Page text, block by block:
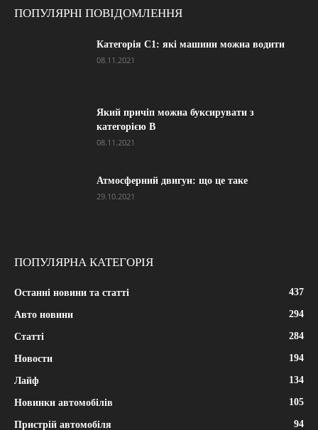
ПОПУЛЯРНІ ПОВІДОМЛЕННЯ
Категорія С1: які машини можна водити
08.11.2021
Який причіп можна буксирувати з
категорією В
08.11.2021
Атмосферний двигун: що це таке
29.10.2021
ПОПУЛЯРНА КАТЕГОРІЯ
Останні новини та статті 437
Авто новини 294
Статті 284
Новости 194
Лайф 134
Новинки автомобілів 105
Пристрій автомобіля 94